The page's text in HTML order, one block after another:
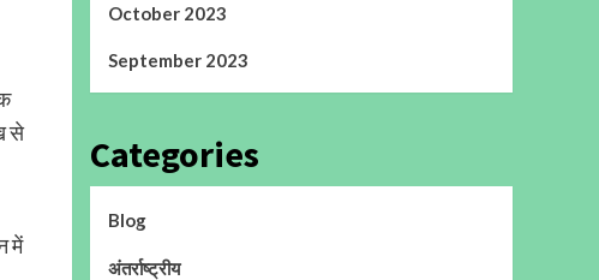
से
में
October 2023
September 2023
Categories
Blog
अंतर्राष्ट्रीय